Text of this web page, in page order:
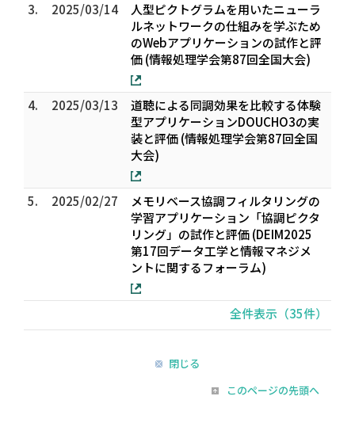
3. 2025/03/14
人型ピクトグラムを用いたニューラ
ルネットワークの仕組みを学ぶため
のWebアプリケーションの試作と評
価 (情報処理学会第87回全国大会)
4. 2025/03/13
道聴による同調効果を比較する体験
型アプリケーションDOUCHO3の実
装と評価 (情報処理学会第87回全国
大会)
5. 2025/02/27
メモリベース協調フィルタリングの
学習アプリケーション「協調ピクタ
リング」の試作と評価 (DEIM2025
第17回データ工学と情報マネジメ
ントに関するフォーラム)
全件表示（35件）
閉じる
このページの先頭へ